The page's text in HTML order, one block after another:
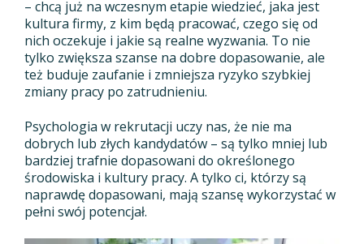
– chcą już na wczesnym etapie wiedzieć, jaka jest
kultura firmy, z kim będą pracować, czego się od
nich oczekuje i jakie są realne wyzwania. To nie
tylko zwiększa szanse na dobre dopasowanie, ale
też buduje zaufanie i zmniejsza ryzyko szybkiej
zmiany pracy po zatrudnieniu.
Psychologia w rekrutacji uczy nas, że nie ma
dobrych lub złych kandydatów – są tylko mniej lub
bardziej trafnie dopasowani do określonego
środowiska i kultury pracy. A tylko ci, którzy są
naprawdę dopasowani, mają szansę wykorzystać w
pełni swój potencjał.